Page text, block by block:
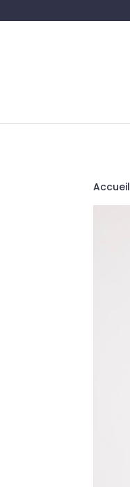
Accueil